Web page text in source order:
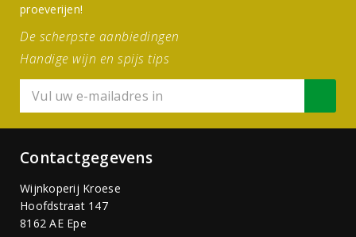
proeverijen!
De scherpste aanbiedingen
Handige wijn en spijs tips
Contactgegevens
Wijnkoperij Kroese
Hoofdstraat 147
8162 AE Epe